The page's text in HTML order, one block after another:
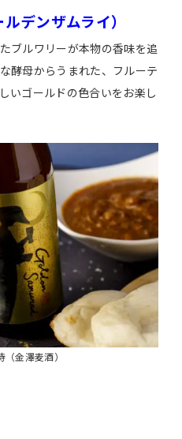
デンザムライ）
ブルワリーが本物の香味を追
酵母からうまれた、フルーテ
いゴールドの色合いをお楽し
（金澤麦酒）